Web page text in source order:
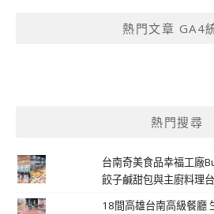
熱門文章 GA4
熱門搜尋
台南奇美食品幸福工廠
餃子鹹甜包與主廚料理
18間高雄台南高級餐廳